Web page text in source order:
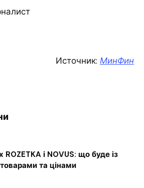
Источник: МинФин
і NOVUS: що буде із
та цінами